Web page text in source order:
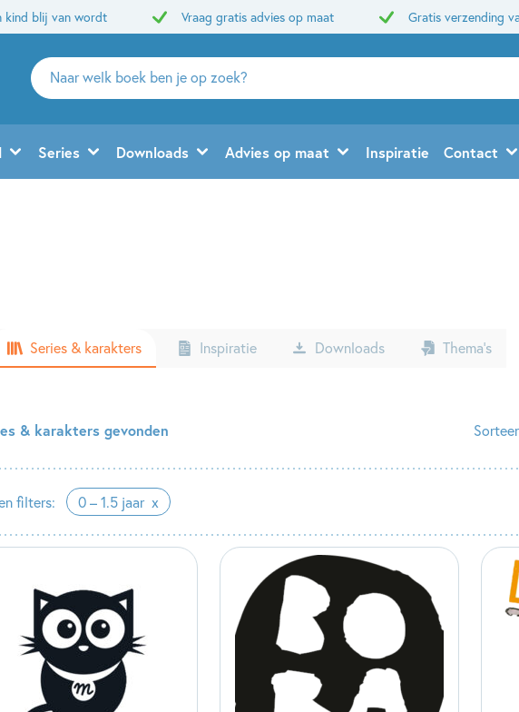
kind blij van wordt Vraag gratis advies op maat Gratis verzending
Zoeken
naar
en
uitgevers
Series Downloads Advies op maat Inspiratie Contact
Series & karakters Inspiratie Downloads Thema’s
& karakters gevonden
filters: 0 – 1.5 jaar